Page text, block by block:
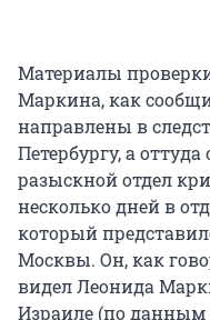
Материалы
Маркина, как
направлены в
Петербургу, а
разыскной отдел
несколько дней в
который
Москвы. Он, как
видел Леонида
Израиле (по данным